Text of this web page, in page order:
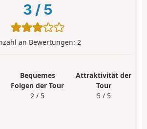
3 / 5
an Bewertungen: 2
Bequemes
Folgen der Tour
2 / 5
Attraktivität der
Tour
5 / 5